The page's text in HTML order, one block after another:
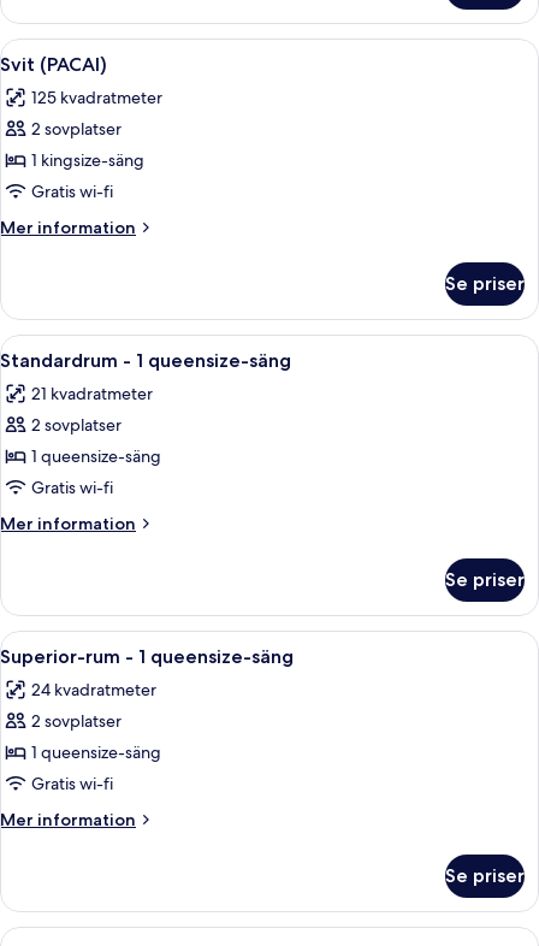
(Heritage)
Öppna
alla
foton
för
Svit
(PACAI)
Ett rymligt vardagsrum med ett
8
Svit (PACAI)
125 kvadratmeter
2 sovplatser
1 kingsize-säng
Gratis wi-fi
Mer information
Mer
(PACAI)
Se priser
Öppna
alla
foton
för
Standardrum
-
1
queensize-
Ett modernt hotellrum med en stor
17
Standardrum - 1 queensize-säng
21 kvadratmeter
2 sovplatser
1 queensize-säng
Gratis wi-fi
Mer information
Mer
-
queensize-
säng
Se priser
Öppna
alla
foton
för
Superior-
rum
-
1
säng
Ett modernt hotellrum med en stor
11
Superior-rum - 1 queensize-säng
24 kvadratmeter
2 sovplatser
1 queensize-säng
Gratis wi-fi
Mer information
Mer
rum
Se priser
Öppna Ett modernt hotellrum med en stor